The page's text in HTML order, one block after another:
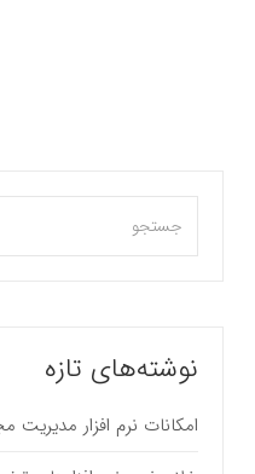
نوشته‌های تازه
امکانات نرم افزار مدیریت